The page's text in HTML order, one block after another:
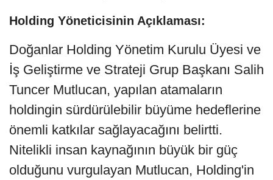
Holding Yöneticisinin Açıklaması:
Doğanlar Holding Yönetim Kurulu Üyesi ve
İş Geliştirme ve Strateji Grup Başkanı Salih
Tuncer Mutlucan, yapılan atamaların
holdingin sürdürülebilir büyüme hedeflerine
önemli katkılar sağlayacağını belirtti.
Nitelikli insan kaynağının büyük bir güç
olduğunu vurgulayan Mutlucan, Holding'in